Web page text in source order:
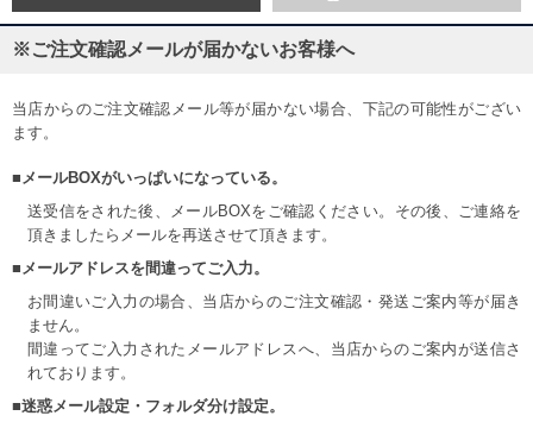
※ご注文確認メールが届かないお客様へ
当店からのご注文確認メール等が届かない場合、下記の可能性がござい
ます。
■メールBOXがいっぱいになっている。
送受信をされた後、メールBOXをご確認ください。その後、ご連絡を
頂きましたらメールを再送させて頂きます。
■メールアドレスを間違ってご入力。
お間違いご入力の場合、当店からのご注文確認・発送ご案内等が届き
ません。
間違ってご入力されたメールアドレスへ、当店からのご案内が送信さ
れております。
■迷惑メール設定・フォルダ分け設定。